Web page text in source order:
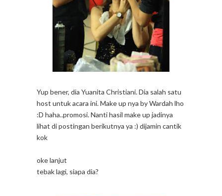
Yup bener, dia Yuanita Christiani. Dia salah satu
host untuk acara ini. Make up nya by Wardah lho
:D haha..promosi. Nanti hasil make up jadinya
lihat di postingan berikutnya ya :) dijamin cantik
kok
oke lanjut
tebak lagi, siapa dia?